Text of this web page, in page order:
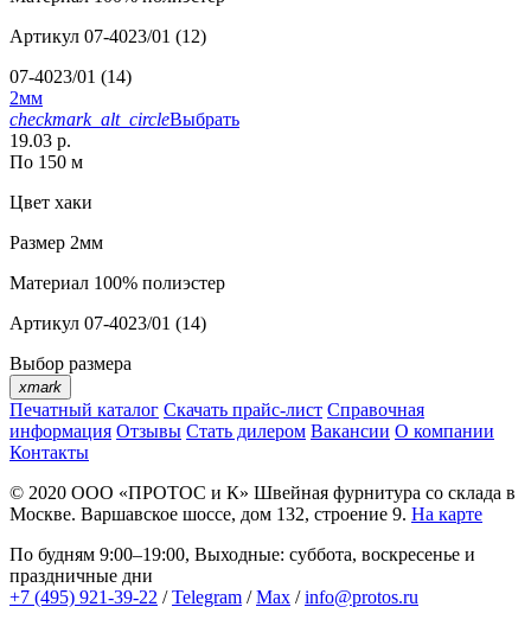
Артикул 07-4023/01 (12)
07-4023/01 (14)
2мм
checkmark_alt_circleВыбрать
19.03 р.
По 150 м
Цвет хаки
Размер 2мм
Материал 100% полиэстер
Артикул 07-4023/01 (14)
Выбор размера
xmark
Печатный каталог Скачать прайс-лист Справочная
информация Отзывы Стать дилером Вакансии О компании
Контакты
© 2020 ООО «ПРОТОС и К» Швейная фурнитура со склада в
Москве. Варшавское шоссе, дом 132, строение 9. На карте
По будням 9:00–19:00, Выходные: суббота, воскресенье и
праздничные дни
+7 (495) 921-39-22 /Telegram /Max /info@protos.ru